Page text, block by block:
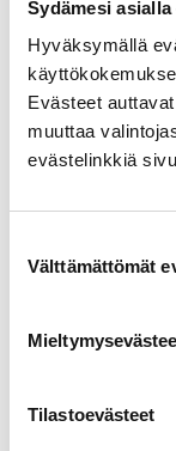
Sydämesi
Hyväksymällä
Evästeet
muuttaa
evästelinkkiä
Välttämättömät
Tilastoevästeet
ja
Etsitkö tietoa
palvelun
tekemiä fakta-
myös
Tästä löydät